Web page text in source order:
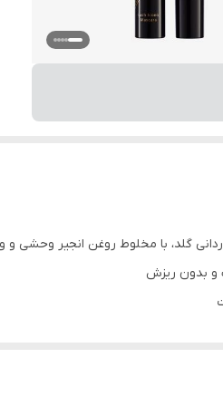
گلد، با مخلوط روﻏﻦ اﻧﺠﯿﺮ وﺣﺸﻰ
و بدون ریزش
برای دربرگرفتن تک تک مژه ها